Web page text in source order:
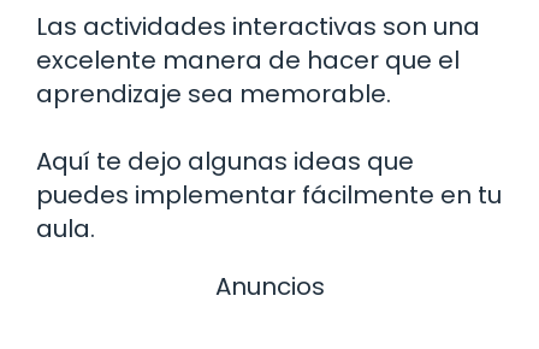
Las actividades interactivas son una
excelente manera de hacer que el
aprendizaje sea memorable.
Aquí te dejo algunas ideas que
puedes implementar fácilmente en tu
aula.
Anuncios